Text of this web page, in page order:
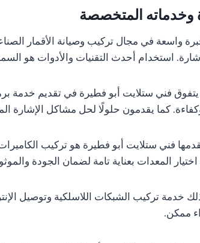
وخدماته المتخصصة
واسعة في مجال تركيب وصيانة الأقمار
استخدام أحدث التقنيات والأدوات هو
يتفوق فني ستلايت أبو فطيرة في تقديم خدمة
كما يقدمون حلولًا لحل مشاكل الإشارة
فني ستلايت أبو فطيرة هو تركيب
المعدات بعناية تامة لضمان الجودة
خدمة تركيب الشبكات اللاسلكية وتوصيل
ممكن.